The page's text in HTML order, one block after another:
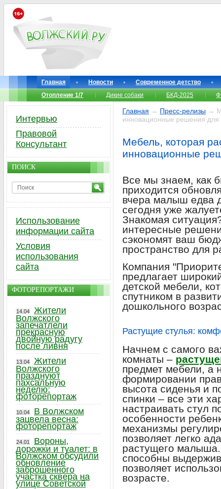
Главная Новости
Современное детство
Отопление 1/7
Дикие собаки БКД-2025
Главная → Пресс-релизы →
инновационные решения для
Мебель, которая
инновационные
Все мы знаем, как
приходится
вчера малыш едва
сегодня уже
Знакомая
интересные
сэкономят ваш
пространство для
Компания
предлагает
детской мебели,
спутником в
дошкольного
Растущие стулья:
Начнем с самого
комнаты –
предмет мебели, а
формировании
высота сиденья и
спинки – все эти
настраивать стул
особенности
механизмы
позволяет легко
растущего малыша.
способны
позволяет
возрасте.
Интервью
Правовой
Консультант
ПОИСК
Использование
информации сайта
Условия
использования
сайта
ФОТОРЕПОРТАЖИ
14.04
Жители
Волжского
запечатлели
прекрасную
двойную радугу
после ливня
13.04
Жители
Волжского
празднуют
пахсальную
неделю:
фоторепортаж
10.04
В Волжском
зацвела весна:
фоторепортаж
24.01
Вороны,
дорожки и туалет: в
Волжском обсудили
обновление
заброшенного
участка сквера на
улице Советской